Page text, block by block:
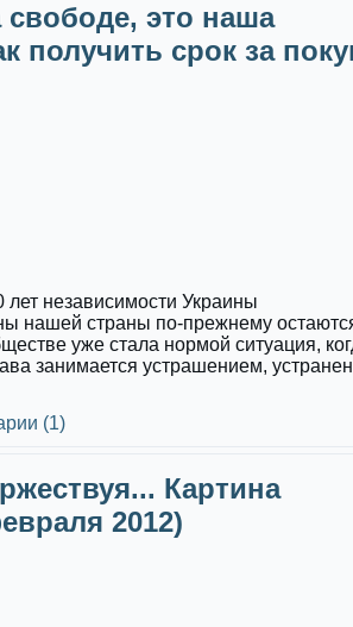
это наша
получить срок за
лет независимости Украины
нашей страны по-прежнему
уже стала нормой ситуация,
занимается устрашением,
(1)
Картина
2012)